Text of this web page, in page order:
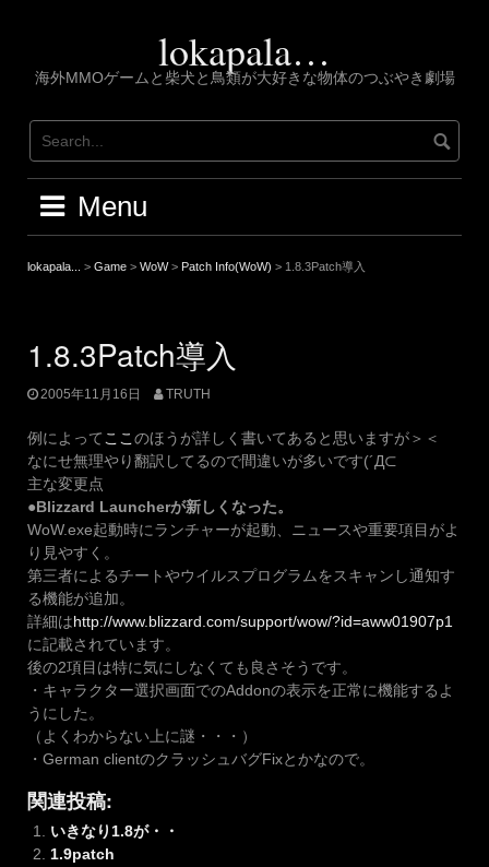
lokapala…
海外MMOゲームと柴犬と鳥類が大好きな物体のつぶやき劇場
Menu
lokapala... > Game > WoW> Patch Info(WoW) > 1.8.3Patch導入
1.8.3Patch導入
2005年11月16日 TRUTH
例によってここのほうが詳しく書いてあると思いますが＞＜
なにせ無理やり翻訳してるので間違いが多いです(´Д⊂
主な変更点
●Blizzard Launcherが新しくなった。
WoW.exe起動時にランチャーが起動、ニュースや重要項目がよ
り見やすく。
第三者によるチートやウイルスプログラムをスキャンし通知す
る機能が追加。
詳細はhttp://www.blizzard.com/support/wow/?id=aww01907p1
に記載されています。
後の2項目は特に気にしなくても良さそうです。
・キャラクター選択画面でのAddonの表示を正常に機能するよ
うにした。
（よくわからない上に謎・・・）
・German clientのクラッシュバグFixとかなので。
関連投稿:
いきなり1.8が・・
1.9patch